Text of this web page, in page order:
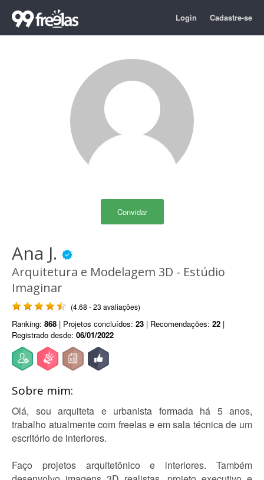
Login Cadastre-se
Convidar
Ana J.
Arquitetura e Modelagem 3D - Estúdio
Imaginar
(4.68 - 23 avaliações)
Ranking: 868 | Projetos concluídos: 23 | Recomendações: 22 |
Registrado desde: 06/01/2022
Sobre mim:
Olá, sou arquiteta e urbanista formada há 5 anos,
trabalho atualmente com freelas e em sala técnica de um
escritório de interiores.
Faço projetos arquitetônico e interiores. Também